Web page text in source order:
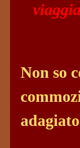
Non so